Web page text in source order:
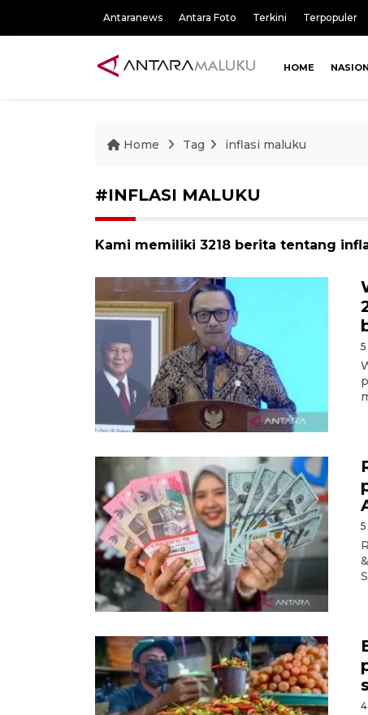
Antaranews Antara Foto Terkini Terpopuler
HOME
Home Tag inflasi maluku
#INFLASI MALUKU
Kami memiliki 3218 berita tentang